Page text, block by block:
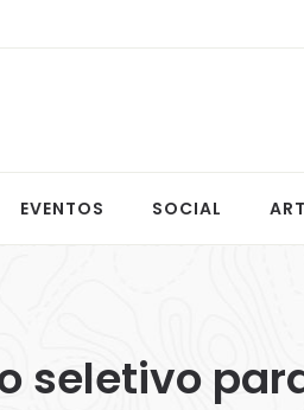
EVENTOS SOCIAL
seletivo